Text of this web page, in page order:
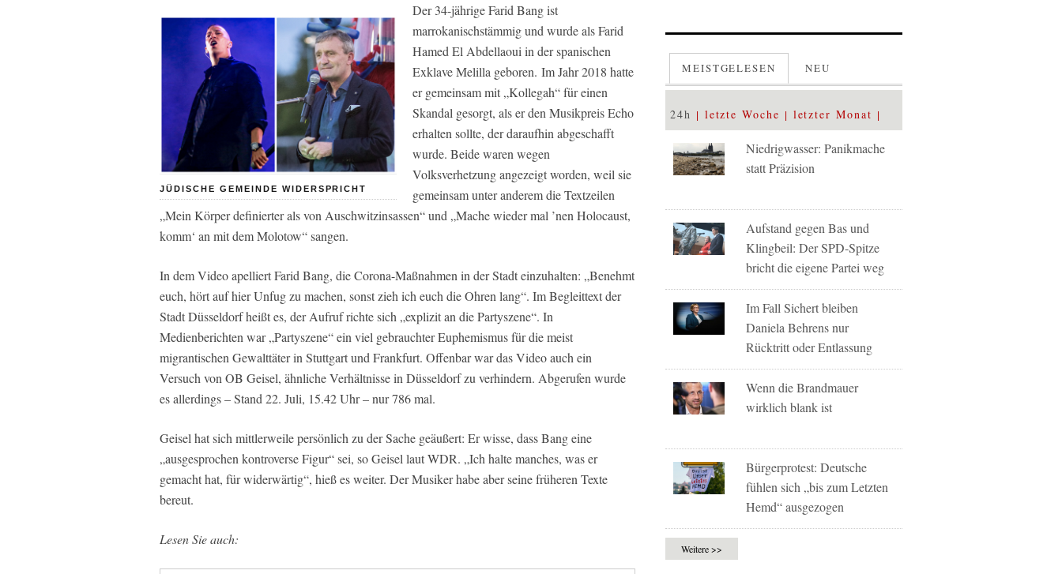
JÜDISCHE GEMEINDE WIDERSPRICHT
Der 34-jährige Farid Bang ist
marrokanischstämmig und wurde als Farid
Hamed El Abdellaoui in der spanischen
Exklave Melilla geboren. Im Jahr 2018 hatte
er gemeinsam mit „Kollegah“ für einen
Skandal gesorgt, als er den Musikpreis Echo
erhalten sollte, der daraufhin abgeschafft
wurde. Beide waren wegen
Volksverhetzung angezeigt worden, weil sie
gemeinsam unter anderem die Textzeilen
„Mein Körper definierter als von Auschwitzinsassen“ und „Mache wieder mal ’nen Holocaust,
komm‘ an mit dem Molotow“ sangen.
In dem Video apelliert Farid Bang, die Corona-Maßnahmen in der Stadt einzuhalten: „Benehmt
euch, hört auf hier Unfug zu machen, sonst zieh ich euch die Ohren lang“. Im Begleittext der
Stadt Düsseldorf heißt es, der Aufruf richte sich „explizit an die Partyszene“. In
Medienberichten war „Partyszene“ ein viel gebrauchter Euphemismus für die meist
migrantischen Gewalttäter in Stuttgart und Frankfurt. Offenbar war das Video auch ein
Versuch von OB Geisel, ähnliche Verhältnisse in Düsseldorf zu verhindern. Abgerufen wurde
es allerdings – Stand 22. Juli, 15.42 Uhr – nur 786 mal.
Geisel hat sich mittlerweile persönlich zu der Sache geäußert: Er wisse, dass Bang eine
„ausgesprochen kontroverse Figur“ sei, so Geisel laut WDR. „Ich halte manches, was er
gemacht hat, für widerwärtig“, hieß es weiter. Der Musiker habe aber seine früheren Texte
bereut.
Lesen Sie auch:
MEISTGELESEN NEU
24h letzte Woche letzter Monat
Niedrigwasser: Panikmache
statt Präzision
Aufstand gegen Bas und
Klingbeil: Der SPD-Spitze
bricht die eigene Partei weg
Im Fall Sichert bleiben
Daniela Behrens nur
Rücktritt oder Entlassung
Wenn die Brandmauer
wirklich blank ist
Bürgerprotest: Deutsche
fühlen sich „bis zum Letzten
Hemd“ ausgezogen
Weitere >>